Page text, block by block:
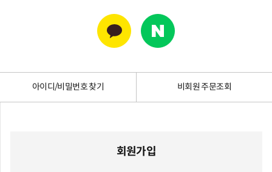
아이디/비밀번호 찾기 비회원 주문조회
회원가입